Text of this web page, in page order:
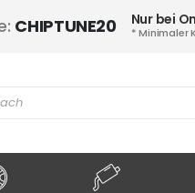
CHIPTUNE20 Nur bei
* Minimaler